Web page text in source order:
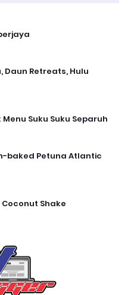
Daun Retreats, Hulu
Suku Suku Separuh
baked Petuna Atlantic
Shake